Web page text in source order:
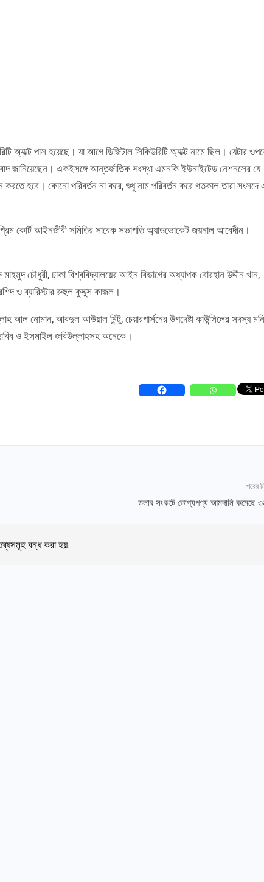
অ্যাক্ট পাস হয়েছে। যা আগে ডিজিটাল সিকিউরিটি অ্যাক্ট নামে ছিল। যেটার
জানিয়েছেন। একইসঙ্গে আন্তর্জাতিক সংস্থা এমনকি ইউনাইটেড নেশনসের যে
হবে। কোনো পরিবর্তন না করে, শুধু নাম পরিবর্তন করে গতকাল তারা সংসদে
কোর্ট আইনজীবী সমিতির সাবেক সভাপতি অ্যাডভোকেট জয়নাল আবেদীন।
চৌধুরী, ঢাকা বিশ্ববিদ্যালয়ের আইন বিভাগের অধ্যাপক বোরহান উদ্দীন খান,
ও ব্যারিস্টার রুহুল কুদ্দুস কাজল।
আল নোমান, আবদুল আউয়াল মিন্টু, চেয়ারপার্সনের উপদেষ্টা কাউন্সিলের সদস্য
ও ইসমাইল জবিউল্লাহসহ অনেকে।
পরের
ডলার সংকটে ভোগ্যপণ্য আমদানি কমেছে
বন্ধ করা হয়.